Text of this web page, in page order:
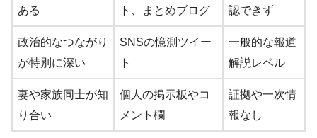
ある
ト、まとめブログ
認できず
政治的なつながり
が特別に深い
SNSの憶測ツイー
ト
一般的な報道
解説レベル
妻や家族同士が知
り合い
個人の掲示板やコ
メント欄
証拠や一次情
報なし